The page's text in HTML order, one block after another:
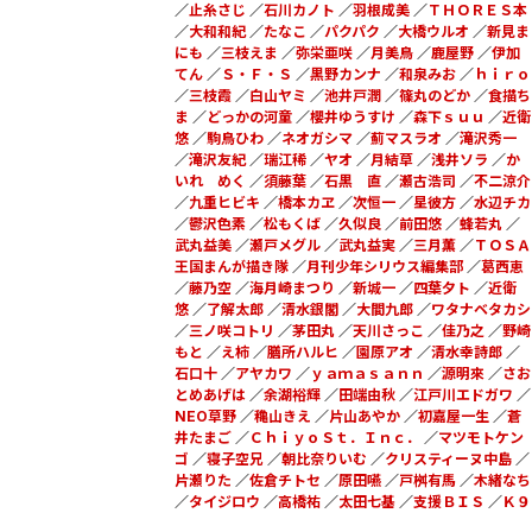
／止糸さじ ／石川カノト ／羽根成美／ＴＨＯＲＥＳ本
／大和和紀／たなこ ／パクパク ／大橋ウルオ ／新見ま
にも ／三枝えま ／弥栄亜咲／月美鳥／鹿屋野／伊加
てん／Ｓ・Ｆ・Ｓ ／黒野カンナ ／和泉みお／ｈｉｒｏ
／三枝霞／白山ヤミ ／池井戸潤／篠丸のどか／食描ち
ま ／どっかの河童／櫻井ゆうすけ ／森下ｓｕｕ ／近衛
悠／駒鳥ひわ／ネオガシマ／薊マスラオ ／滝沢秀一
／滝沢友紀／瑞江稀／ヤオ ／月結草／浅井ソラ ／か
いれ めく ／須藤葉／石黒 直／瀬古浩司 ／不二涼介
／九重ヒビキ ／橋本カヱ／次恒一／星彼方／水辺チカ
／鬱沢色素／松もくば／久似良／前田悠／蜂若丸／
武丸益美／瀬戸メグル／武丸益実／三月薫／ＴＯＳＡ
王国まんが描き隊／月刊少年シリウス編集部／葛西恵
／藤乃空／海月崎まつり ／新城一／四葉夕ト ／近衛
悠／了解太郎／清水銀閣／大間九郎／ワタナベタカシ
／三ノ咲コトリ ／茅田丸／天川さっこ ／佳乃之／野崎
もと ／え柿／膳所ハルヒ ／園原アオ ／清水幸詩郎／
石口十／アヤカワ ／ｙａｍａｓａｎｎ ／源明來／さお
とめあげは／余湖裕輝／田端由秋／江戸川エドガワ ／
NEO草野／穐山きえ ／片山あやか／初嘉屋一生／蒼
井たまご／ＣｈｉｙｏＳｔ．Ｉｎｃ． ／マツモトケン
ゴ ／寝子空兄／朝比奈りいむ ／クリスティーヌ中島／
片瀬りた ／佐倉チトセ ／原田嚥／戸桝有馬／木緒なち
／タイジロウ ／高橋祐／太田七基／支援ＢＩＳ ／Ｋ９